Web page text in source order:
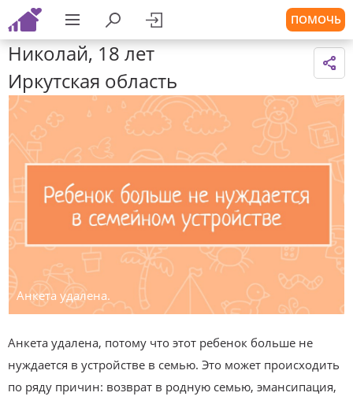
ПОМОЧЬ
Николай, 18 лет
Иркутская область
Анкета удалена.
Анкета удалена, потому что этот ребенок больше не
нуждается в устройстве в семью. Это может происходить
по ряду причин: возврат в родную семью, эмансипация,